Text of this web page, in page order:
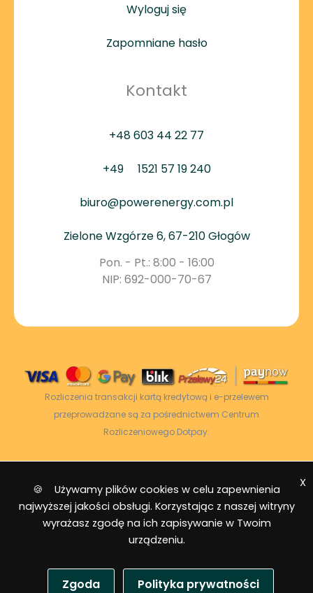
Wyloguj się
Zapomniane hasło
Kontakt
+48 603 44 22 77
+49 1521 57 19 240
biuro@powerenergy.com.pl
Zielone Wzgórze 6, 67-210 Głogów
Pon. - Pt.: 8:00 - 16:00
NIP: 692-000-70-67
Rozliczenia transakcji kartą kredytową i e-przelewem
przeprowadzane są za pośrednictwem Centrum
Rozliczeniowego Dotpay.
2026 © Power Energy -
Wszelkie prawa
zastrzeżone
|Mapa strony
🍪 Używamy plików cookies w celu zapewnienia
najwyższej jakości obsługi. Korzystając z naszej witryny
wyrażasz zgodę na ich zapisywanie w Twoim
urządzeniu.
Zgoda Polityka prywatności
X